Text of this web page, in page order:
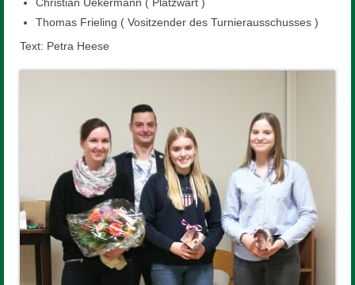
Thomas Frieling ( Vositzender des Turnierausschusses )
Text: Petra Heese